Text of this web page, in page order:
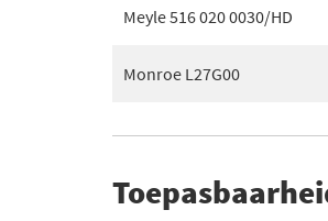
Meyle 516 020 0030/HD
Monroe L27G00